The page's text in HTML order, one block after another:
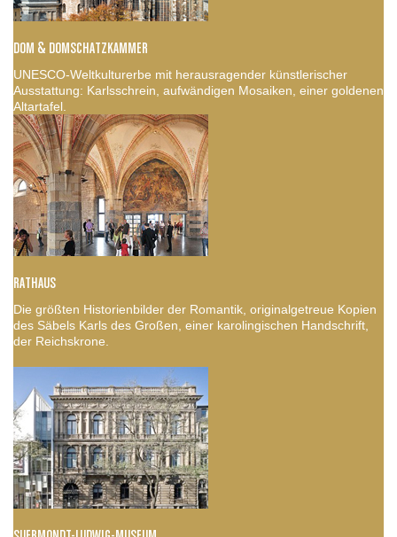
DOM & DOMSCHATZKAMMER
UNESCO-Weltkulturerbe mit herausragender künstlerischer
Ausstattung: Karlsschrein, aufwändigen Mosaiken, einer goldenen
Altartafel.
RATHAUS
Die größten Historienbilder der Romantik, originalgetreue Kopien
des Säbels Karls des Großen, einer karolingischen Handschrift,
der Reichskrone.